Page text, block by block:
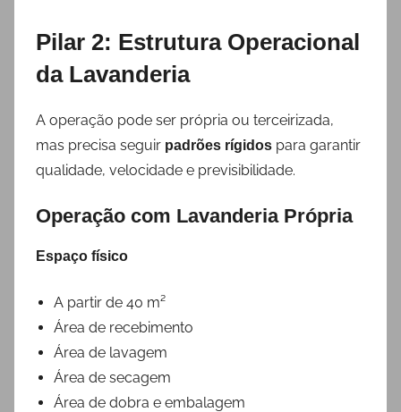
Pilar 2: Estrutura Operacional
da Lavanderia
A operação pode ser própria ou terceirizada,
mas precisa seguir padrões rígidos para garantir
qualidade, velocidade e previsibilidade.
Operação com Lavanderia Própria
Espaço físico
A partir de 40 m²
Área de recebimento
Área de lavagem
Área de secagem
Área de dobra e embalagem